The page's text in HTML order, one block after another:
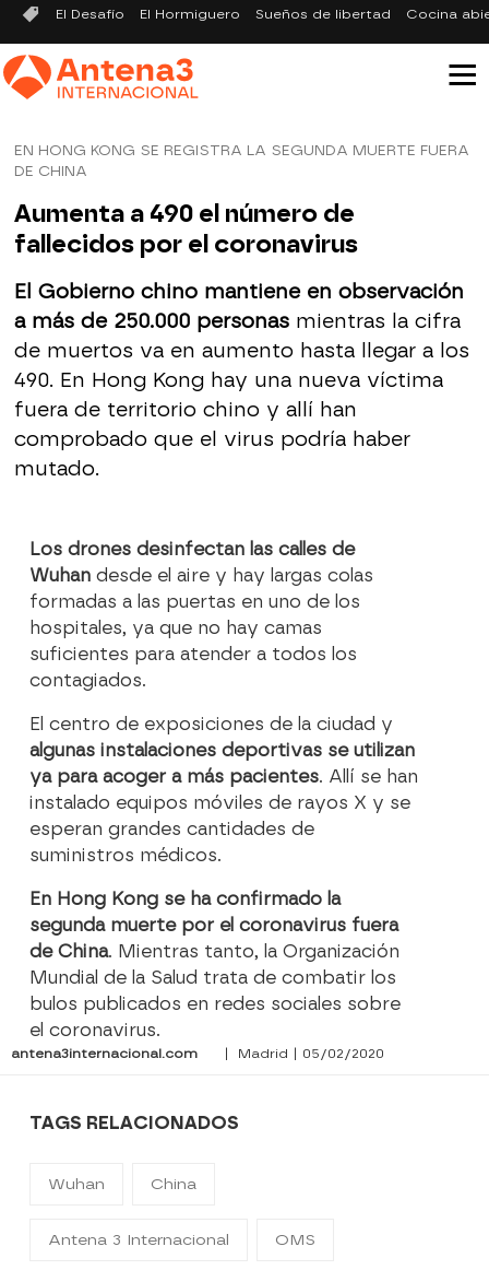
El Desafío El Hormiguero Sueños de libertad Cocina
EN HONG KONG SE REGISTRA LA SEGUNDA MUERTE FUERA
DE CHINA
Aumenta a 490 el número de
fallecidos por el coronavirus
El Gobierno chino mantiene en observación
a más de 250.000 personasmientras la cifra
de muertos va en aumento hasta llegar a los
490. En Hong Kong hay una nueva víctima
fuera de territorio chino y allí han
comprobado que el virus podría haber
mutado.
Los drones desinfectan las calles de
Wuhan desde el aire y hay largas colas
formadas a las puertas en uno de los
hospitales, ya que no hay camas
suficientes para atender a todos los
contagiados.
El centro de exposiciones de la ciudad y
algunas instalaciones deportivas se utilizan
ya para acoger a más pacientes. Allí se han
instalado equipos móviles de rayos X y se
esperan grandes cantidades de
suministros médicos.
En Hong Kong se ha confirmado la
segunda muerte por el coronavirus fuera
de China. Mientras tanto, la Organización
Mundial de la Salud trata de combatir los
bulos publicados en redes sociales sobre
el coronavirus.
antena3internacional.com | Madrid | 05/02/2020
TAGS RELACIONADOS
Wuhan China
Antena 3 Internacional OMS